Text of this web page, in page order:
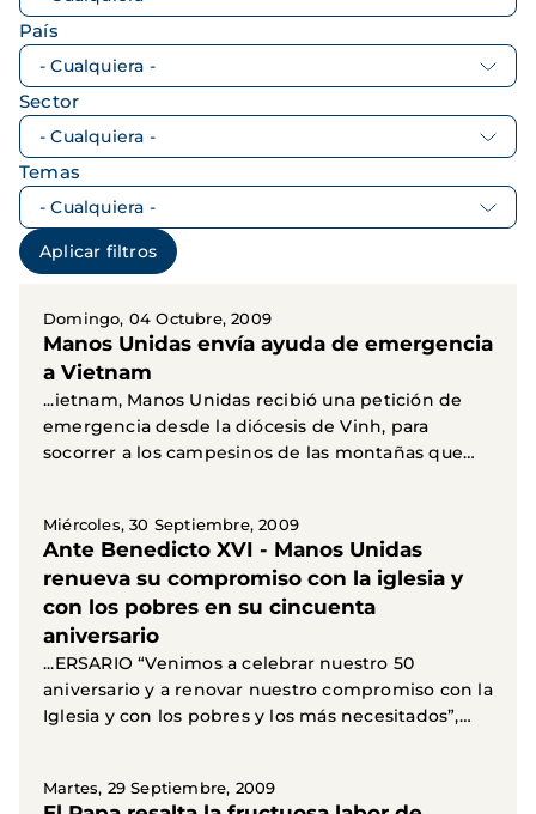
País
Sector
Temas
Domingo, 04 Octubre, 2009
Manos Unidas envía ayuda de emergencia
a Vietnam
...ietnam, Manos Unidas recibió una petición de
emergencia desde la diócesis de Vinh, para
socorrer a los campesinos de las montañas que
Miércoles, 30 Septiembre, 2009
Ante Benedicto XVI - Manos Unidas
renueva su compromiso con la iglesia y
con los pobres en su cincuenta
aniversario
...ERSARIO “Venimos a celebrar nuestro 50
aniversario y a renovar nuestro compromiso con la
Iglesia y con los pobres y los más necesitados”,
Martes, 29 Septiembre, 2009